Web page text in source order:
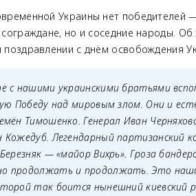
Украины нет победителей
но и соседние народы.
с днём освобождения
с нашими украинскими братьями
Победу над мировым злом. Они и
Тимошенко. Генерал Иван
Легендарный партизанский
— «майор Вихрь». Гроза
продолжать и продолжать. Это
так боится нынешний киевский